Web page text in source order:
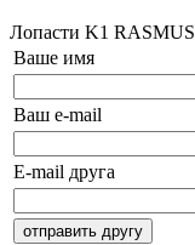
Лопасти K1
Ваше имя
Ваш e-mail
E-mail друга